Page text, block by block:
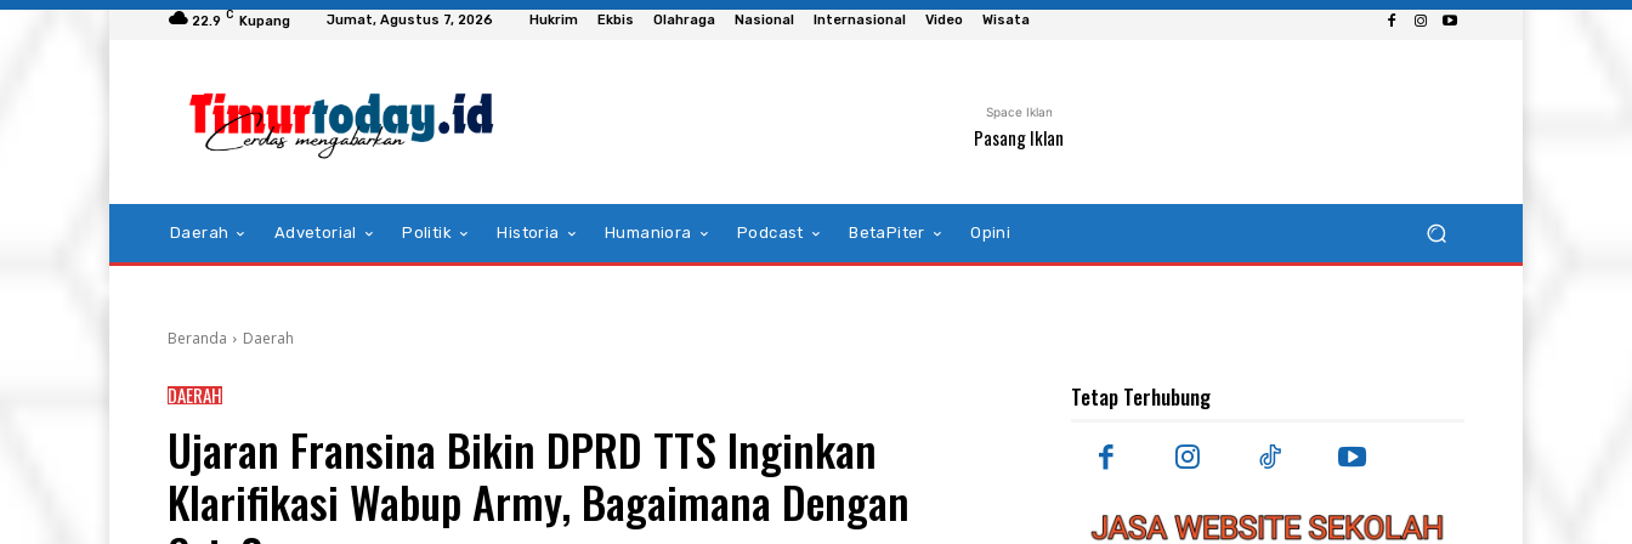
22.9 C Kupang Jumat, Agustus 7, 2026 Hukrim Ekbis Olahraga Nasional Internasional Video Wisata
Space Iklan
Pasang Iklan
Daerah Advetorial Politik Historia Humaniora Podcast BetaPiter Opini
Beranda Daerah
DAERAH
Ujaran Fransina Bikin DPRD TTS Inginkan
Klarifikasi Wabup Army, Bagaimana Dengan
Tetap Terhubung